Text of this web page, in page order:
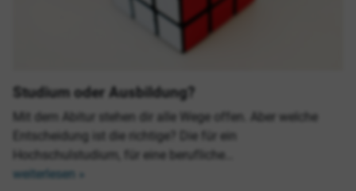
Studium oder Ausbildung?
Mit dem Abitur stehen dir alle Wege offen. Aber welche
Entscheidung ist die richtige? Die für ein
Hochschulstudium, für eine berufliche…
weiterlesen »